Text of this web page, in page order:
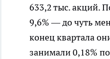
633,2 тыс. акций.
9,6% — до чуть
конец квартала
занимали 0,18%